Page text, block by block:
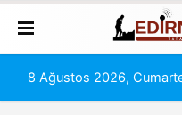
8 Ağustos 2026,